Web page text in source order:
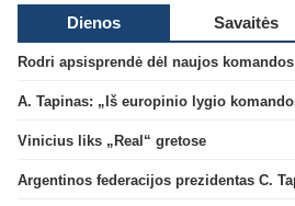
Dienos Savaitės
Rodri apsisprendė dėl naujos komandos
Vinicius liks „Real“ gretose